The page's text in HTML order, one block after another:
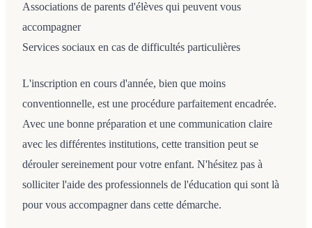
Associations de parents d'élèves qui peuvent vous
accompagner
Services sociaux en cas de difficultés particulières
L'inscription en cours d'année, bien que moins
conventionnelle, est une procédure parfaitement encadrée.
Avec une bonne préparation et une communication claire
avec les différentes institutions, cette transition peut se
dérouler sereinement pour votre enfant. N'hésitez pas à
solliciter l'aide des professionnels de l'éducation qui sont là
pour vous accompagner dans cette démarche.